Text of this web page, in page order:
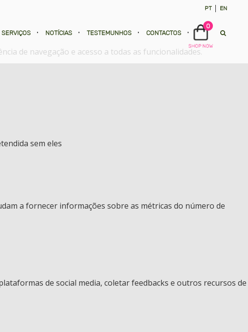
de navegação e acesso a todas as funcionalidades.
sem eles
a fornecer informações sobre as métricas do número de
de social media, coletar feedbacks e outros recursos de
PT EN
SERVIÇOS • NOTÍCIAS • TESTEMUNHOS • CONTACTOS •
0